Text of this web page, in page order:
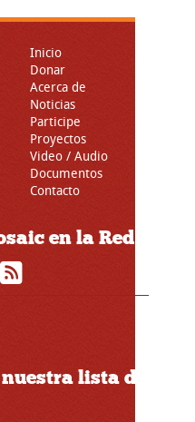
Inicio
Donar
Acerca de
Noticias
Participe
Proyectos
Video / Audio
Documentos
Contacto
en la Red
lista de